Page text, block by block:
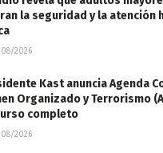
la seguridad y la atención
2026
Kast anuncia Agenda
Organizado y Terrorismo
completo
2026